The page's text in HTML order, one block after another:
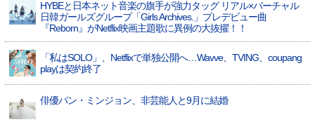
HYBEと日本ネット音楽の旗手が強力タッグ リアル×バーチャル
日韓ガールズグループ「Girls Archives.」プレデビュー曲
『Reborn』がNetflix映画主題歌に異例の大抜擢！！
「私はSOLO」、Netflixで単独公開へ…Wavve、TVING、coupang
playは契約終了
俳優パン・ミンジョン、非芸能人と9月に結婚